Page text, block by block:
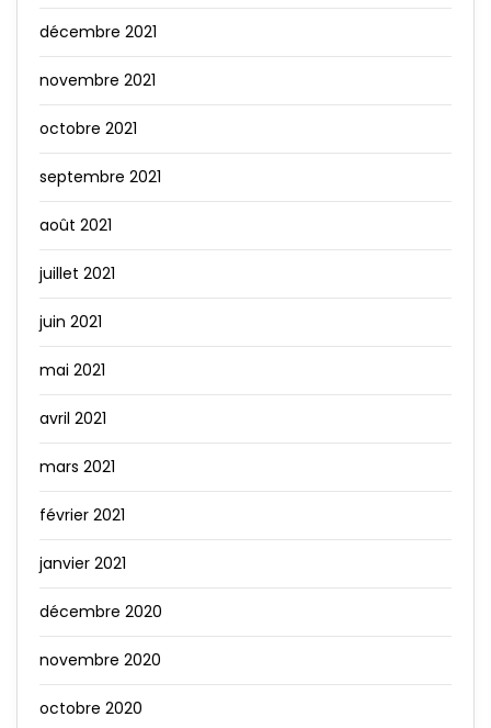
décembre 2021
novembre 2021
octobre 2021
septembre 2021
août 2021
juillet 2021
juin 2021
mai 2021
avril 2021
mars 2021
février 2021
janvier 2021
décembre 2020
novembre 2020
octobre 2020